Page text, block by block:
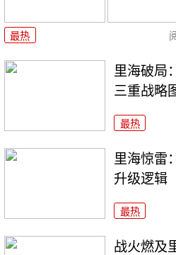
最热
里海破局
三重战略
最热
里海惊雷
升级逻辑
最热
战火燃及